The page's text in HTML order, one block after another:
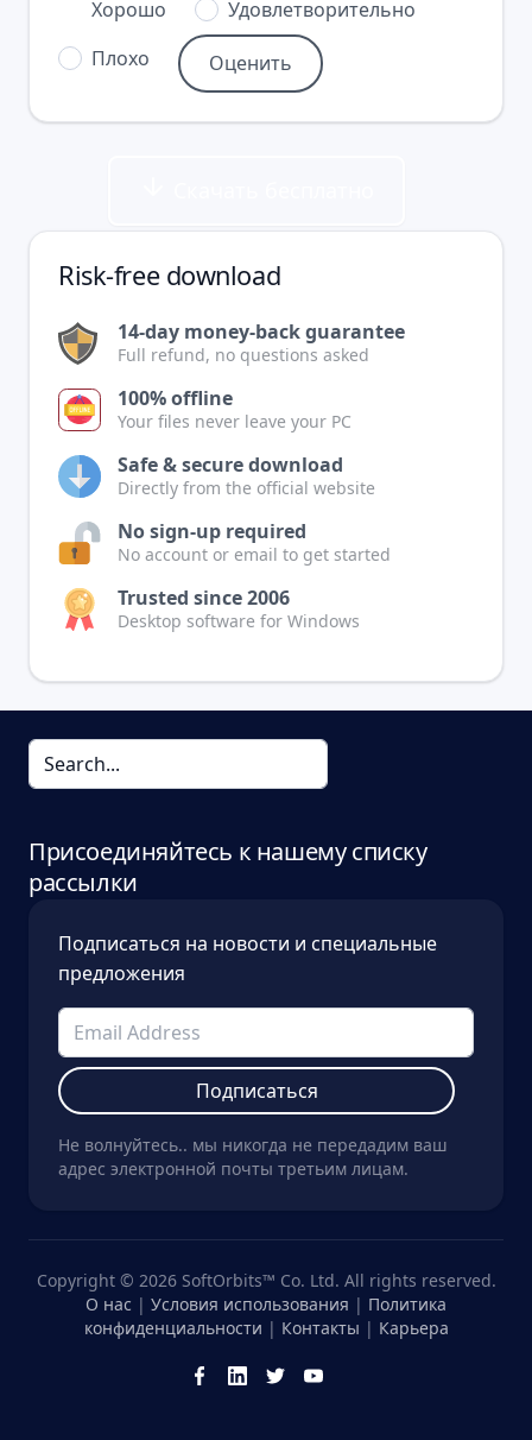
Хорошо
Удовлетворительно
Плохо
Risk-free download
14-day money-back guarantee
Full refund, no questions asked
100% offline
Your files never leave your PC
Safe & secure download
Directly from the official website
No sign-up required
No account or email to get started
Trusted since 2006
Desktop software for Windows
Присоединяйтесь к нашему списку
рассылки
Подписаться на новости и специальные
предложения
Подписаться
Не волнуйтесь.. мы никогда не передадим ваш
адрес электронной почты третьим лицам.
Copyright © 2026 SoftOrbits™ Co. Ltd. All rights reserved.
О нас | Условия использования | Политика
конфиденциальности | Контакты | Карьера